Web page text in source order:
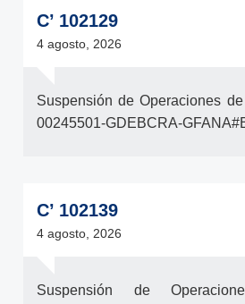
C’ 102129
4 agosto, 2026
Suspensión de Operaciones
00245501-GDEBCRA-
C’ 102139
4 agosto, 2026
Suspensión de